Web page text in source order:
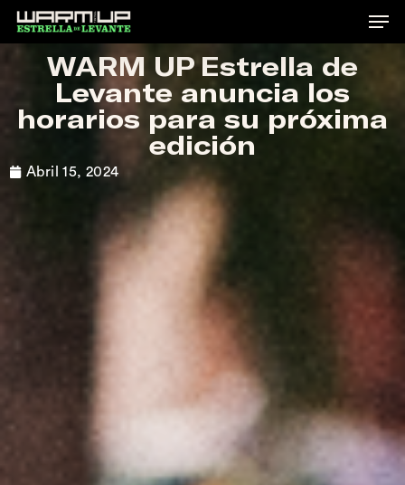
Skip
to
content
WARM UP Estrella de
Levante anuncia los
horarios para su próxima
edición
Abril 15, 2024